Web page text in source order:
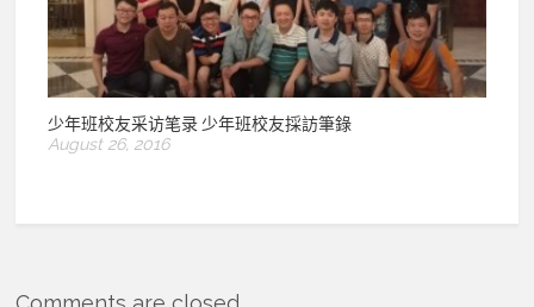
少年班校友采访笔录 少年班校友採訪筆錄
August 26, 2016